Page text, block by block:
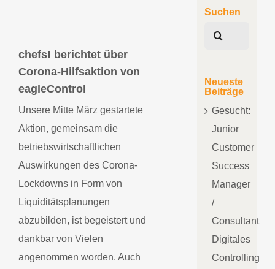
chefs! berichtet
Hilfsaktion von
chefs! berichtet über
Corona-Hilfsaktion von
eagleControl
Unsere Mitte März gestartete
Aktion, gemeinsam die
betriebswirtschaftlichen
Auswirkungen des Corona-
Lockdowns in Form von
Liquiditätsplanungen
abzubilden, ist begeistert und
dankbar von Vielen
angenommen worden. Auch
Suchen
Suche
Neueste
Beiträge
Gesucht:
Junior
Customer
Success
Manager
/
Consultant
Digitales
Controlling